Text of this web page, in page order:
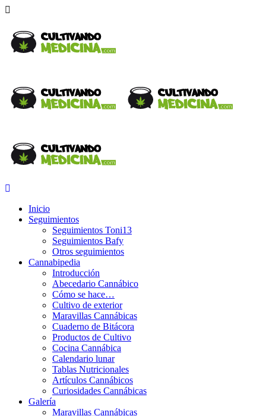
Inicio
Seguimientos
Seguimientos Toni13
Seguimientos Bafy
Otros seguimientos
Cannabipedia
Introducción
Abecedario Cannábico
Cómo se hace…
Cultivo de exterior
Maravillas Cannábicas
Cuaderno de Bitácora
Productos de Cultivo
Cocina Cannábica
Calendario lunar
Tablas Nutricionales
Artículos Cannábicos
Curiosidades Cannábicas
Galería
Maravillas Cannábicas